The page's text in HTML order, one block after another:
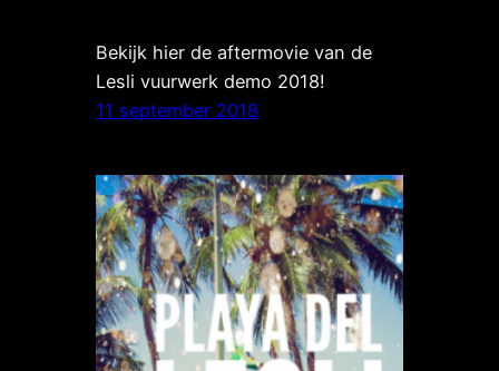
Bekijk hier de aftermovie van de
Lesli vuurwerk demo 2018!
11 september 2018